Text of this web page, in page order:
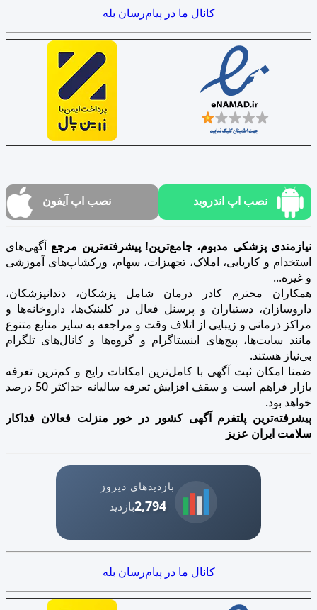
کانال ما در پیام‌رسان بله
نصب اپ اندروید نصب اپ آیفون
نیازمندی پزشکی مدبوم، جامع‌ترین! پیشرفته‌ترین مرجع آگهی‌های
استخدام و کاریابی، املاک، تجهیزات، سهام، ورکشاپ‌های آموزشی
و غیره...
همکاران محترم کادر درمان شامل پزشکان، دندانپزشکان،
داروسازان، دستیاران و پرسنل فعال در کلینیک‌ها، داروخانه‌ها و
مراکز درمانی و زیبایی از اتلاف وقت و مراجعه به سایر منابع متنوع
مانند سایت‌ها، پیج‌های اینستاگرام و گروه‌ها و کانال‌های تلگرام
بی‌نیاز هستند.
ضمنا امکان ثبت آگهی با کامل‌ترین امکانات رایج و کم‌ترین تعرفه
بازار فراهم است و سقف افزایش تعرفه سالیانه حداکثر 50 درصد
خواهد بود.
پیشرفته‌ترین پلتفرم آگهی کشور در خور منزلت فعالان فداکار
سلامت ایران عزیز
بازدیدهای دیروز
2,794بازدید
کانال ما در پیام‌رسان بله